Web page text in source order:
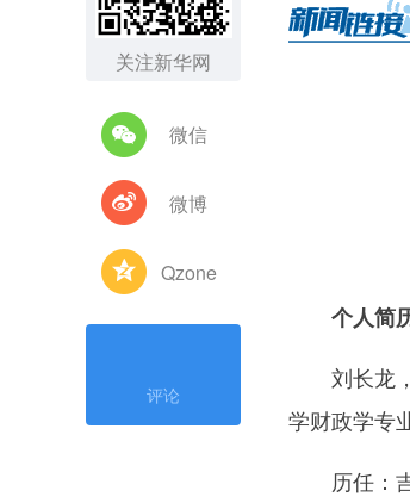
关注新华网
微信
微博
Qzone
评论
个人简
刘长龙，
学财政学专
历任：吉